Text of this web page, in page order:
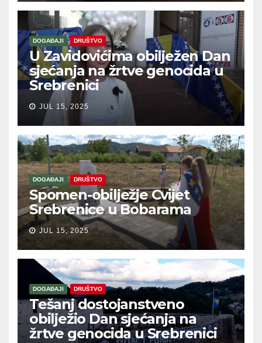
DOGAĐAJI DRUŠTVO
U Zavidovićima obilježen Dan
sjećanja na žrtve genocida u
Srebrenici
JUL 15, 2025
DOGAĐAJI DRUŠTVO
Spomen-obilježje Cvijet
Srebrenice u Bobarama
JUL 15, 2025
DOGAĐAJI DRUŠTVO
Tešanj dostojanstveno
obilježio Dan sjećanja na
žrtve genocida u Srebrenici